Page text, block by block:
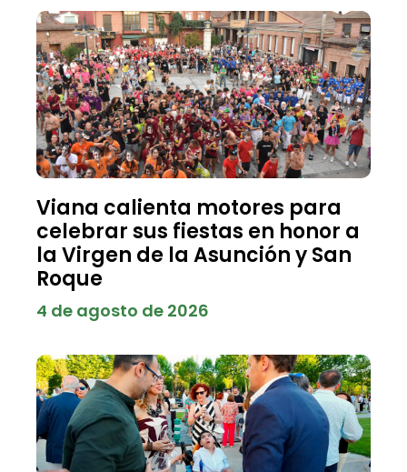
Viana calienta motores para
celebrar sus fiestas en honor a
la Virgen de la Asunción y San
Roque
4 de agosto de 2026